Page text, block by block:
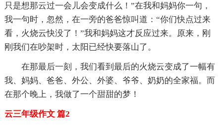
只是想那云过一会儿会变成什么！”在我和妈妈你一句，
我一句时，忽然，在一旁的爸爸惊叫道：“你们快点过来
看，火烧云快没了！”我和妈妈这才反应过来。原来，刚
刚我们在吵架时，太阳已经快要落山了。
在那最后一刻，我们看到最后的火烧云变成了一幅有
我、妈妈、爸爸、外公、外婆、爷爷、奶奶的全家福。而
在那个晚上，我做了一个甜甜的梦！
云三年级作文 篇2